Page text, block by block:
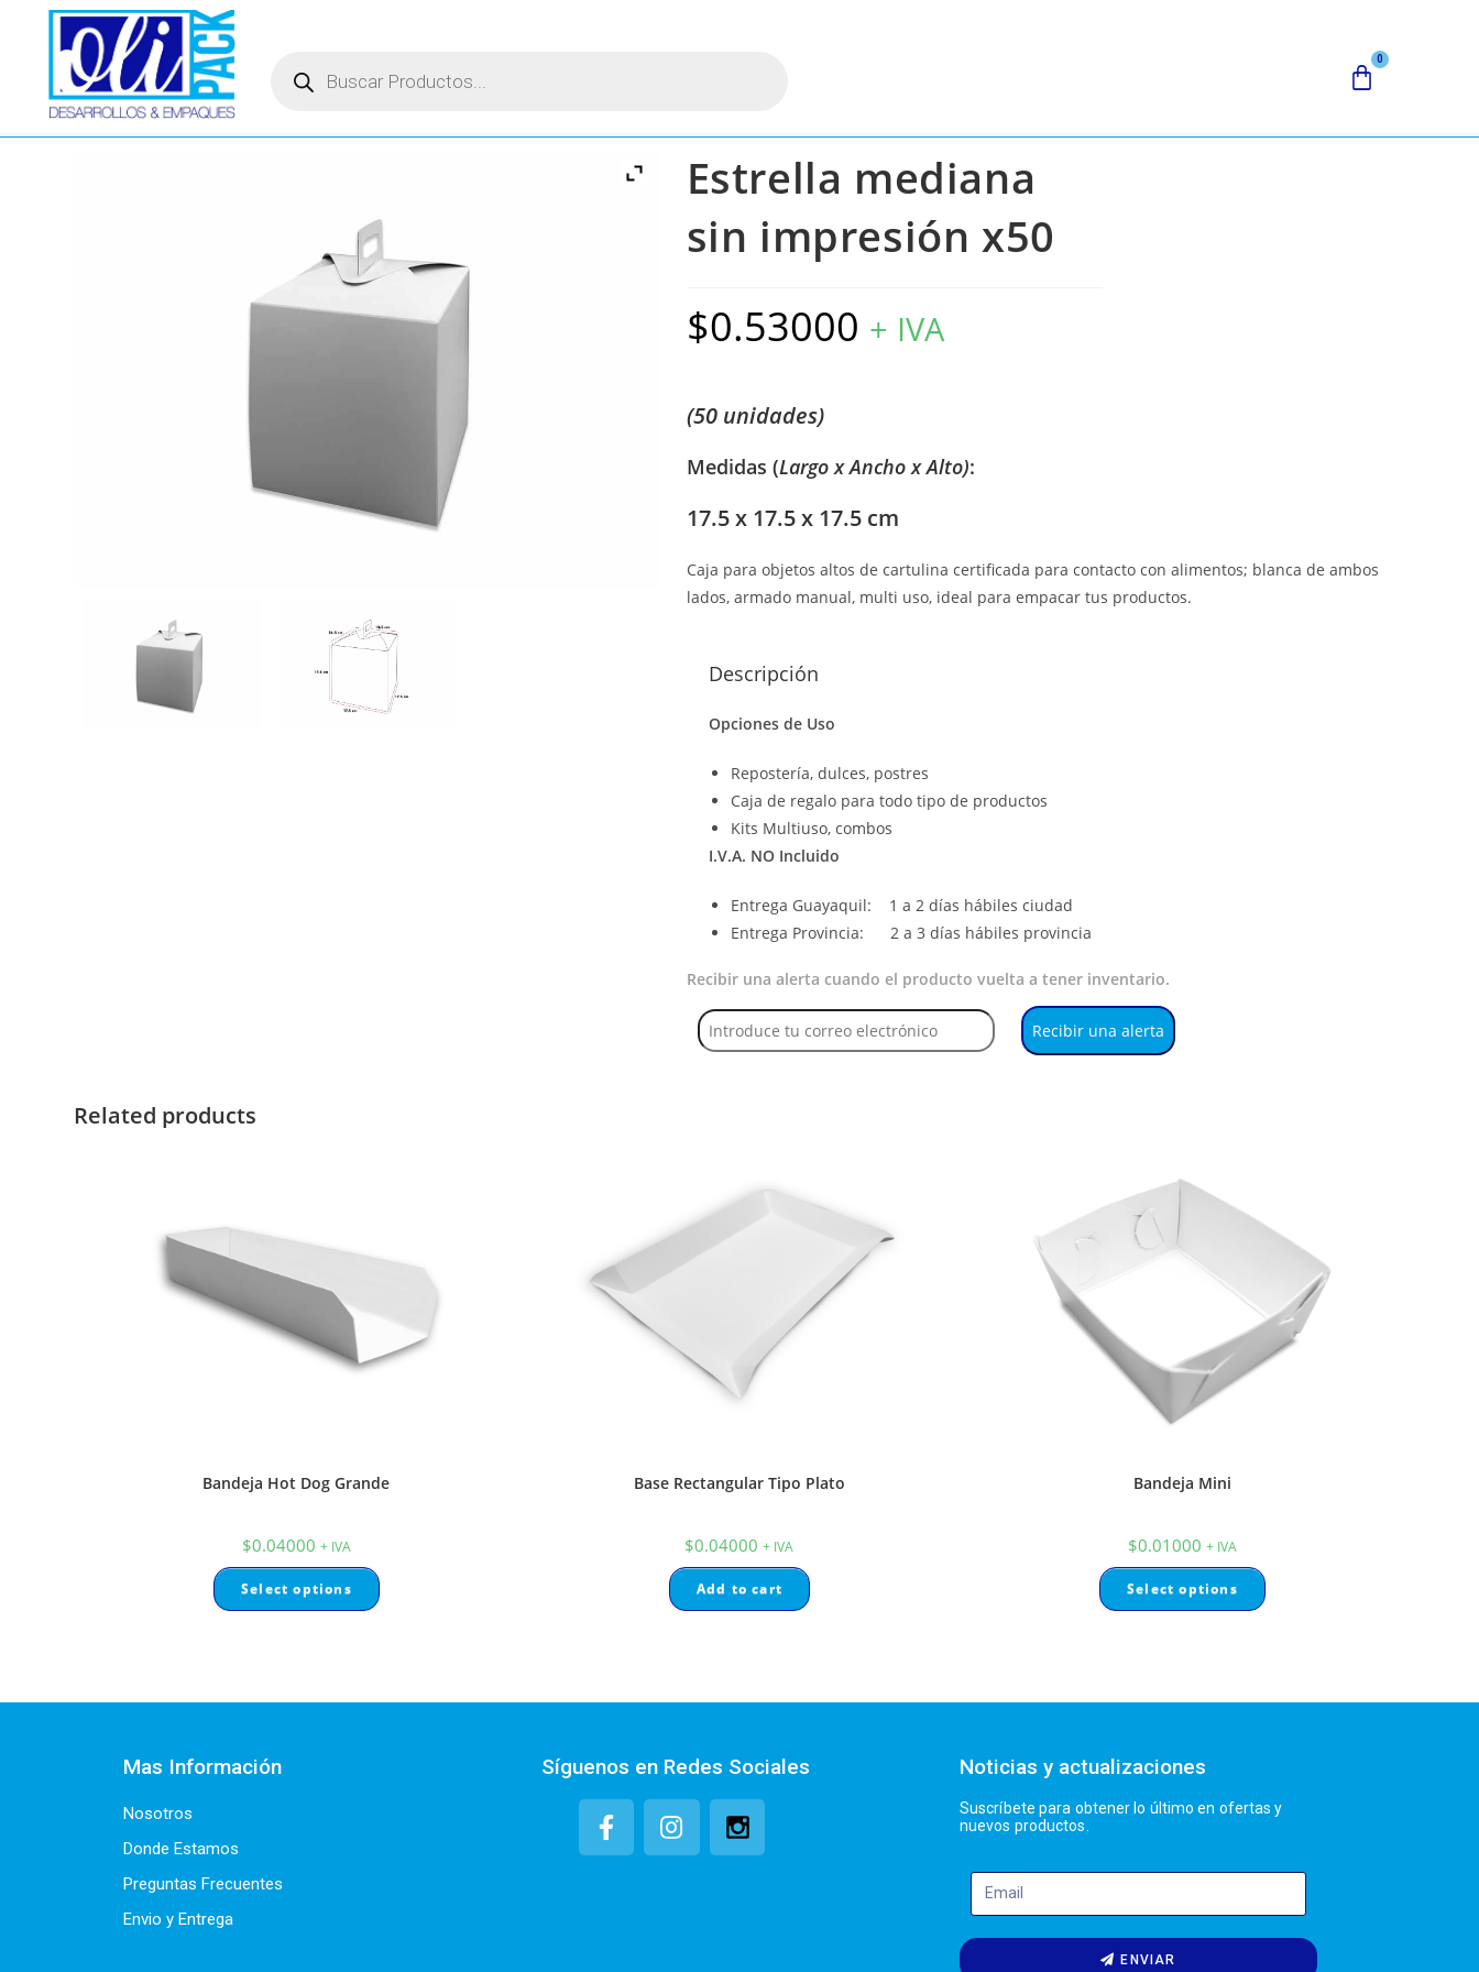
Estrella mediana
sin impresión x50
$0.53000 + IVA
(50 unidades)
Medidas (Largo x Ancho x Alto):
17.5 x 17.5 x 17.5 cm
Caja para objetos altos de cartulina certificada para contacto con alimentos; blanca de ambos
lados, armado manual, multi uso, ideal para empacar tus productos.
Descripción
Opciones de Uso
Repostería, dulces, postres
Caja de regalo para todo tipo de productos
Kits Multiuso, combos
I.V.A. NO Incluido
Entrega Guayaquil: 1 a 2 días hábiles ciudad
Entrega Provincia: 2 a 3 días hábiles provincia
Recibir una alerta cuando el producto vuelta a tener inventario.
Recibir una alerta
Related products
Bandeja Hot Dog Grande
$0.04000 + IVA
Select options
Base Rectangular Tipo Plato
$0.04000 + IVA
Add to cart
Bandeja Mini
$0.01000 + IVA
Select options
Mas Información
Nosotros
Donde Estamos
Preguntas Frecuentes
Envio y Entrega
Síguenos en Redes Sociales Noticias y actualizaciones
Suscríbete para obtener lo último en ofertas y
nuevos productos.
ENVIAR